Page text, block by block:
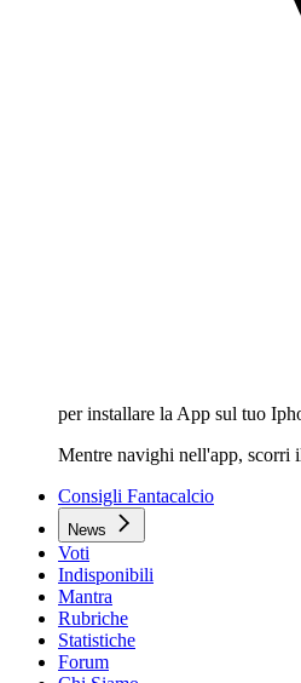
per installare la App sul tuo
Mentre navighi nell'app, scorri
Consigli Fantacalcio
News
Voti
Indisponibili
Mantra
Rubriche
Statistiche
Forum